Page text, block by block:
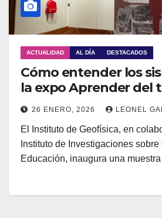
ACTUALIDAD AL DÍA DESTACADOS
Cómo entender los
la expo Aprender del
26 ENERO, 2026 LEONEL
El Instituto de Geofísica, en
Instituto de Investigaciones
Educación, inaugura una